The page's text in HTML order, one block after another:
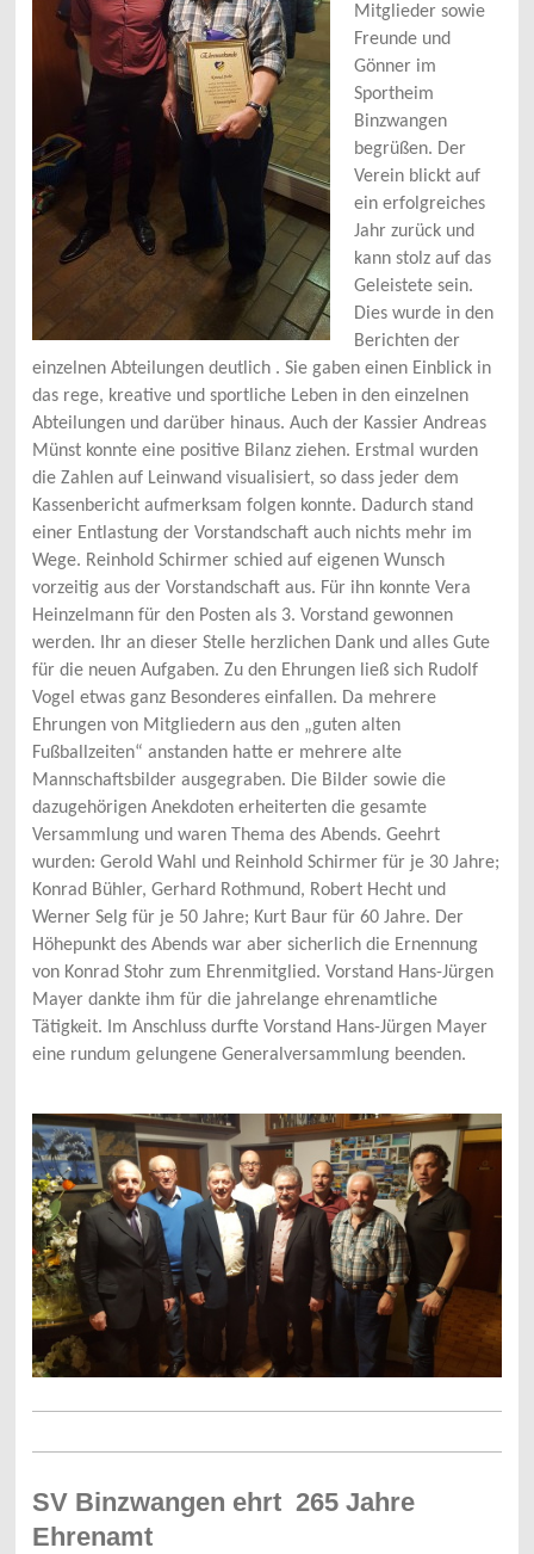
Mitglieder sowie
Freunde und
Gönner im
Sportheim
Binzwangen
begrüßen. Der
Verein blickt auf
ein erfolgreiches
Jahr zurück und
kann stolz auf das
Geleistete sein.
Dies wurde in den
Berichten der
einzelnen Abteilungen deutlich . Sie gaben einen Einblick in
das rege, kreative und sportliche Leben in den einzelnen
Abteilungen und darüber hinaus. Auch der Kassier Andreas
Münst konnte eine positive Bilanz ziehen. Erstmal wurden
die Zahlen auf Leinwand visualisiert, so dass jeder dem
Kassenbericht aufmerksam folgen konnte. Dadurch stand
einer Entlastung der Vorstandschaft auch nichts mehr im
Wege. Reinhold Schirmer schied auf eigenen Wunsch
vorzeitig aus der Vorstandschaft aus. Für ihn konnte Vera
Heinzelmann für den Posten als 3. Vorstand gewonnen
werden. Ihr an dieser Stelle herzlichen Dank und alles Gute
für die neuen Aufgaben. Zu den Ehrungen ließ sich Rudolf
Vogel etwas ganz Besonderes einfallen. Da mehrere
Ehrungen von Mitgliedern aus den „guten alten
Fußballzeiten“ anstanden hatte er mehrere alte
Mannschaftsbilder ausgegraben. Die Bilder sowie die
dazugehörigen Anekdoten erheiterten die gesamte
Versammlung und waren Thema des Abends. Geehrt
wurden: Gerold Wahl und Reinhold Schirmer für je 30 Jahre;
Konrad Bühler, Gerhard Rothmund, Robert Hecht und
Werner Selg für je 50 Jahre; Kurt Baur für 60 Jahre. Der
Höhepunkt des Abends war aber sicherlich die Ernennung
von Konrad Stohr zum Ehrenmitglied. Vorstand Hans-Jürgen
Mayer dankte ihm für die jahrelange ehrenamtliche
Tätigkeit. Im Anschluss durfte Vorstand Hans-Jürgen Mayer
eine rundum gelungene Generalversammlung beenden.
SV Binzwangen ehrt 265 Jahre
Ehrenamt